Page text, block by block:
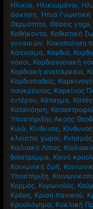
Ηλικία, Ηλικιωμένοι,
άσκηση, Ήπια Γνωστική
Θερμότητα, Θέσεις yoga,
Καθήκοντα, Καθιστική
γυναικών, Κακοποίηση
Κάπνισμα, Καρδιά,
νόσοι, Καρδιαγγειακή
Καρδιακή ανεπάρκεια,
Καρδιοπαθείς,
παγκρέατος, Καρκίνος
εντέρου, Κάταγμα,
Κατανόηση,
Υποστήριξης Ακοής
Κιλά, Κίνδυνος,
κλειστοί χώροι, Κνησμός,
Κοιλιακό Λίπος,
διάστρεμμα, Κοινό
Κοινωνική ζωή,
Υποστήριξη,
Κορμός, Κορωνοϊός,
Κρέας, Κρίση πανικού,
Κρυολόγημα, Κυκλική